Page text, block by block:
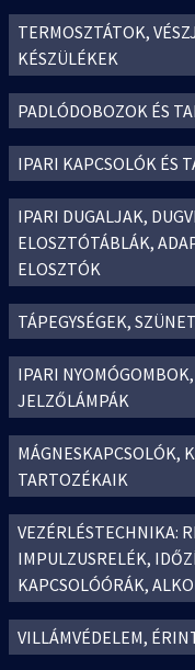
TERMOSZTÁTOK,
KÉSZÜLÉKEK
PADLÓDOBOZOK ÉS
IPARI KAPCSOLÓK ÉS
IPARI DUGALJAK,
ELOSZTÓTÁBLÁK,
ELOSZTÓK
TÁPEGYSÉGEK,
IPARI
JELZŐLÁMPÁK
MÁGNESKAPCSOLÓK,
TARTOZÉKAIK
VEZÉRLÉSTECHNIKA:
IMPULZUSRELÉK,
KAPCSOLÓÓRÁK,
VILLÁMVÉDELEM,